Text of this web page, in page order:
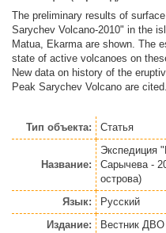
The preliminary results of
Sarychev Volcano-2010" in the
Matua, Ekarma are shown. The
state of active volcanoes on
New data on history of the
Peak Sarychev Volcano are cited.
Тип объекта: Статья
Название:
Экспедиция
Сарычева -
острова)
Язык:
Русский
Издание:
Вестник